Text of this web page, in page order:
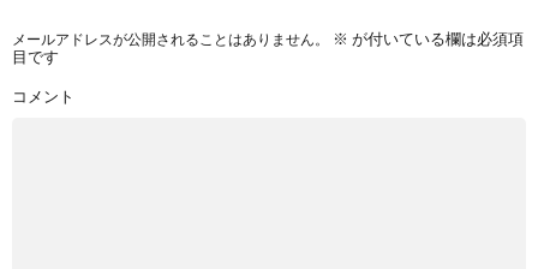
メールアドレスが公開されることはありません。 ※ が付いている欄は必須項
目です
コメント